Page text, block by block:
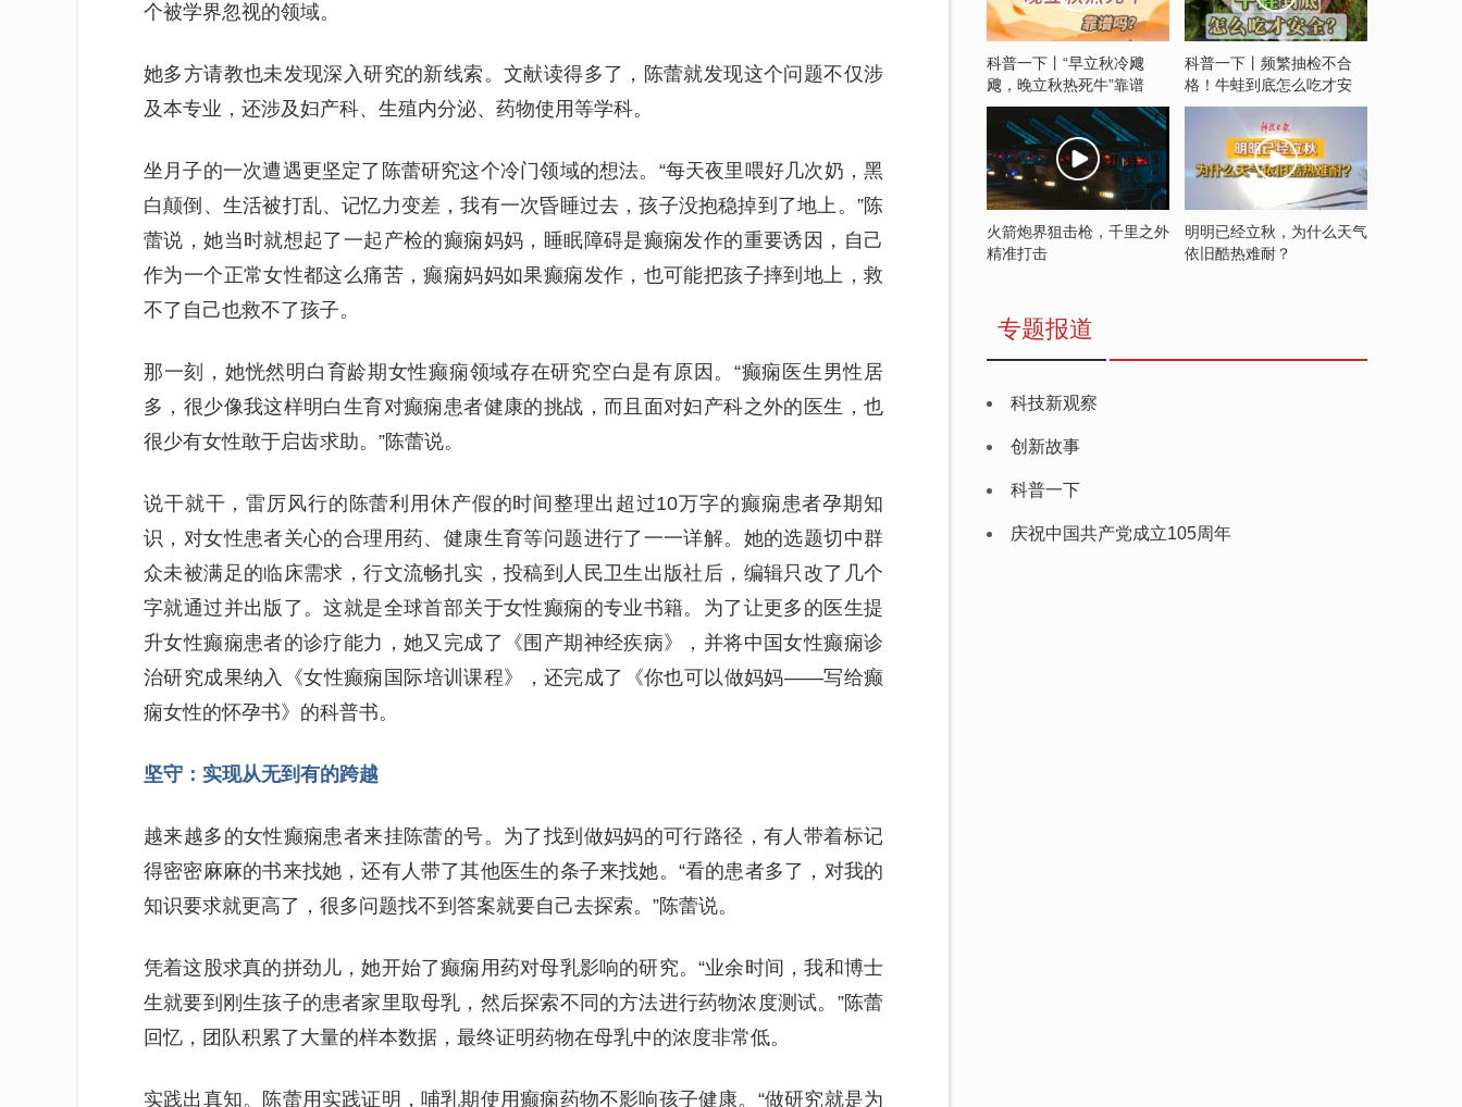
个被学界忽视的领域。
她多方请教也未发现深入研究的新线索。文献读得多了，陈蕾就发现这个问题不仅涉
及本专业，还涉及妇产科、生殖内分泌、药物使用等学科。
坐月子的一次遭遇更坚定了陈蕾研究这个冷门领域的想法。“每天夜里喂好几次奶，黑
白颠倒、生活被打乱、记忆力变差，我有一次昏睡过去，孩子没抱稳掉到了地上。”陈
蕾说，她当时就想起了一起产检的癫痫妈妈，睡眠障碍是癫痫发作的重要诱因，自己
作为一个正常女性都这么痛苦，癫痫妈妈如果癫痫发作，也可能把孩子摔到地上，救
不了自己也救不了孩子。
那一刻，她恍然明白育龄期女性癫痫领域存在研究空白是有原因。“癫痫医生男性居
多，很少像我这样明白生育对癫痫患者健康的挑战，而且面对妇产科之外的医生，也
很少有女性敢于启齿求助。”陈蕾说。
说干就干，雷厉风行的陈蕾利用休产假的时间整理出超过10万字的癫痫患者孕期知
识，对女性患者关心的合理用药、健康生育等问题进行了一一详解。她的选题切中群
众未被满足的临床需求，行文流畅扎实，投稿到人民卫生出版社后，编辑只改了几个
字就通过并出版了。这就是全球首部关于女性癫痫的专业书籍。为了让更多的医生提
升女性癫痫患者的诊疗能力，她又完成了《围产期神经疾病》，并将中国女性癫痫诊
治研究成果纳入《女性癫痫国际培训课程》，还完成了《你也可以做妈妈——写给癫
痫女性的怀孕书》的科普书。
坚守：实现从无到有的跨越
越来越多的女性癫痫患者来挂陈蕾的号。为了找到做妈妈的可行路径，有人带着标记
得密密麻麻的书来找她，还有人带了其他医生的条子来找她。“看的患者多了，对我的
知识要求就更高了，很多问题找不到答案就要自己去探索。”陈蕾说。
凭着这股求真的拼劲儿，她开始了癫痫用药对母乳影响的研究。“业余时间，我和博士
生就要到刚生孩子的患者家里取母乳，然后探索不同的方法进行药物浓度测试。”陈蕾
回忆，团队积累了大量的样本数据，最终证明药物在母乳中的浓度非常低。
实践出真知。陈蕾用实践证明，哺乳期使用癫痫药物不影响孩子健康。“做研究就是为
科普一下丨“早立秋冷飕
飕，晚立秋热死牛”靠谱
吗？
科普一下丨频繁抽检不合
格！牛蛙到底怎么吃才安
全？
火箭炮界狙击枪，千里之外
精准打击
明明已经立秋，为什么天气
依旧酷热难耐？
专题报道
科技新观察
创新故事
科普一下
庆祝中国共产党成立105周年